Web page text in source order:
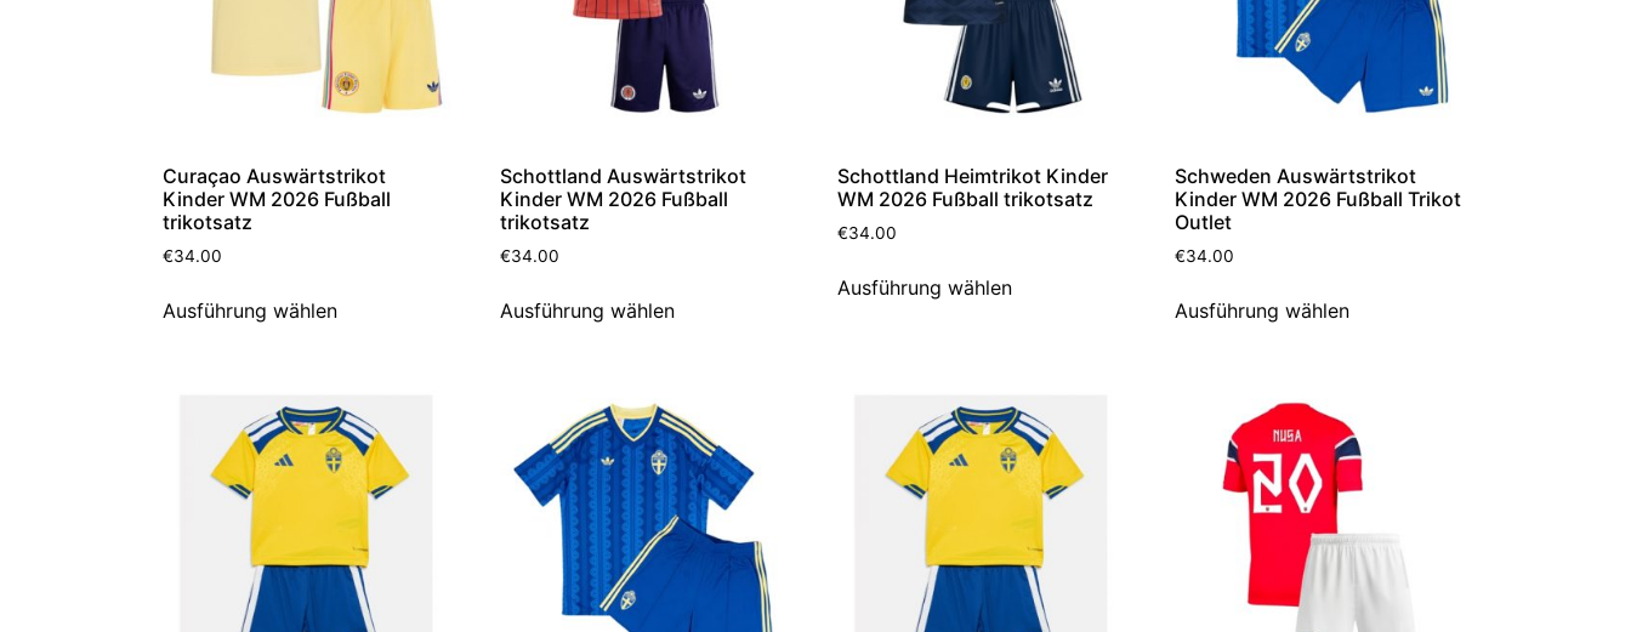
Curaçao Auswärtstrikot
Kinder WM 2026 Fußball
trikotsatz
€34.00
Ausführung wählen
Schottland Auswärtstrikot
Kinder WM 2026 Fußball
trikotsatz
€34.00
Ausführung wählen
Schottland Heimtrikot Kinder
WM 2026 Fußball trikotsatz
€34.00
Ausführung wählen
Schweden Auswärtstrikot
Kinder WM 2026 Fußball Trikot
Outlet
€34.00
Ausführung wählen